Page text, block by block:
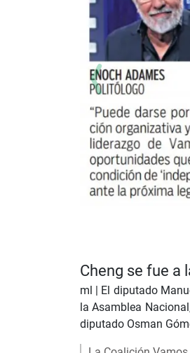
Cheng se fue a
ml | El diputado
la Asamblea
diputado Osman